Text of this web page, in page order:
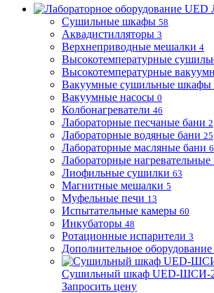
Сушильные шкафы 58
Аквадистилляторы 3
Верхнеприводные мешалки 4
Высокотемпературные
Высокотемпературные
Вакуумные сушильные шкафы
Вакуумные насосы 0
Колбонагреватели 46
Лабораторные песчаные бани 2
Лабораторные водяные бани 25
Лабораторные масляные бани 6
Лабораторные нагревательные
Лиофильные сушилки 63
Магнитные мешалки 5
Муфельные печи 13
Испытательные камеры 60
Инкубаторы 48
Ротационные испарители 3
Дополнительное оборудование
Сушильный шкаф UED-ШСИ-
Запросить цену